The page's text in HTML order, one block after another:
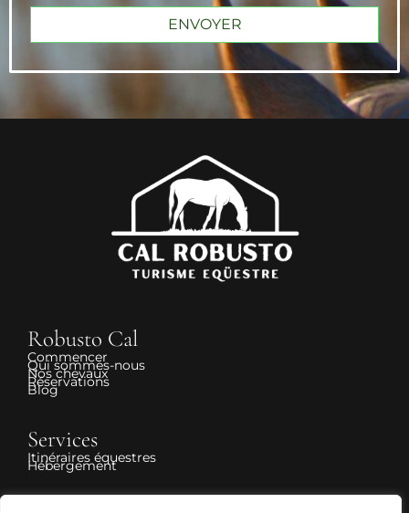
ENVOYER
Robusto Cal
Commencer
Qui sommes-nous
Nos chevaux
Réservations
Blog
Services
Itinéraires équestres
Hébergement